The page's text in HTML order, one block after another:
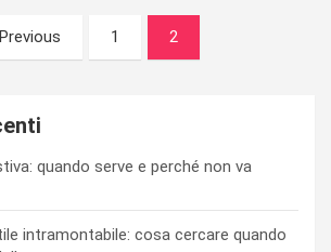
Previous 1 2
quando serve e perché non va
intramontabile: cosa cercare quando